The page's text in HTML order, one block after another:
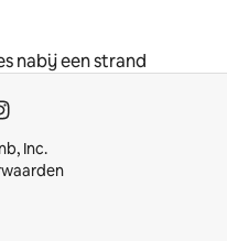
nabij een strand
Inc.